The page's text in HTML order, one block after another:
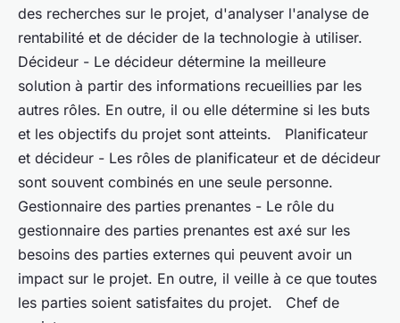
des recherches sur le projet, d'analyser l'analyse de
rentabilité et de décider de la technologie à utiliser.
Décideur - Le décideur détermine la meilleure
solution à partir des informations recueillies par les
autres rôles. En outre, il ou elle détermine si les buts
et les objectifs du projet sont atteints. Planificateur
et décideur - Les rôles de planificateur et de décideur
sont souvent combinés en une seule personne.
Gestionnaire des parties prenantes - Le rôle du
gestionnaire des parties prenantes est axé sur les
besoins des parties externes qui peuvent avoir un
impact sur le projet. En outre, il veille à ce que toutes
les parties soient satisfaites du projet. Chef de